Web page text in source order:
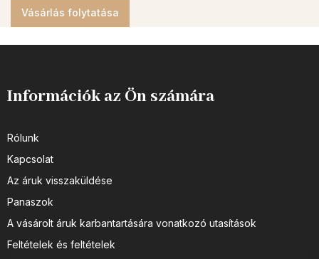
Vásárlás folytatása
Információk az Ön számára
Rólunk
Kapcsolat
Az áruk visszaküldése
Panaszok
A vásárolt áruk karbantartására vonatkozó utasítások
Feltételek és feltételek